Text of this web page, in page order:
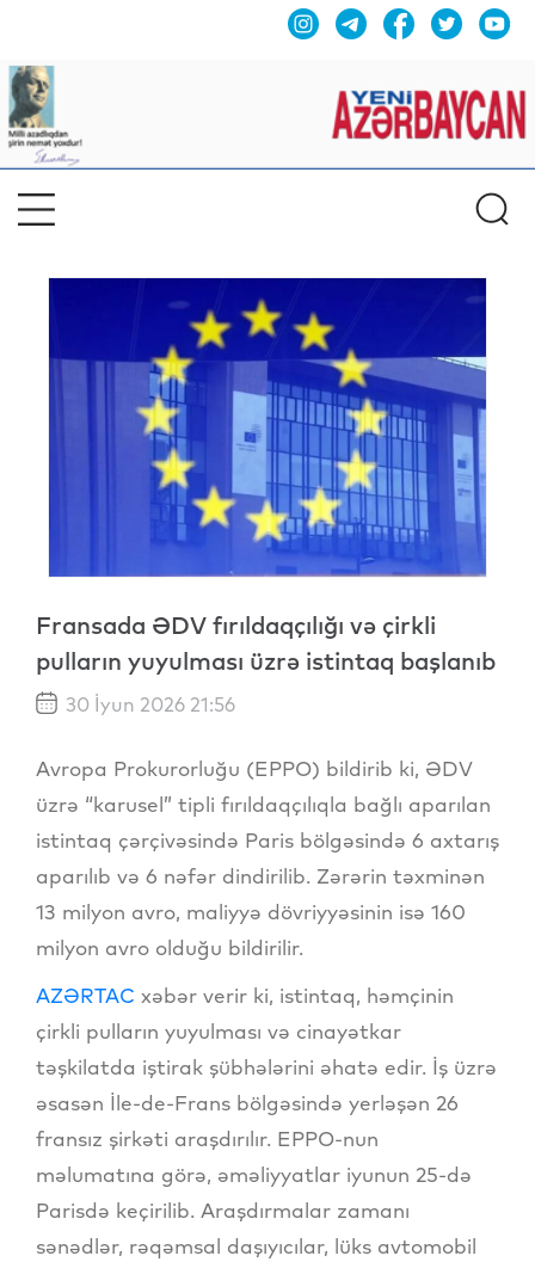
Fransada ƏDV fırıldaqçılığı və çirkli
pulların yuyulması üzrə istintaq başlanıb
30 İyun 2026 21:56
Avropa Prokurorluğu (EPPO) bildirib ki, ƏDV
üzrə “karusel” tipli fırıldaqçılıqla bağlı aparılan
istintaq çərçivəsində Paris bölgəsində 6 axtarış
aparılıb və 6 nəfər dindirilib. Zərərin təxminən
13 milyon avro, maliyyə dövriyyəsinin isə 160
milyon avro olduğu bildirilir.
AZƏRTAC xəbər verir ki, istintaq, həmçinin
çirkli pulların yuyulması və cinayətkar
təşkilatda iştirak şübhələrini əhatə edir. İş üzrə
əsasən İle-de-Frans bölgəsində yerləşən 26
fransız şirkəti araşdırılır. EPPO-nun
məlumatına görə, əməliyyatlar iyunun 25-də
Parisdə keçirilib. Araşdırmalar zamanı
sənədlər, rəqəmsal daşıyıcılar, lüks avtomobil